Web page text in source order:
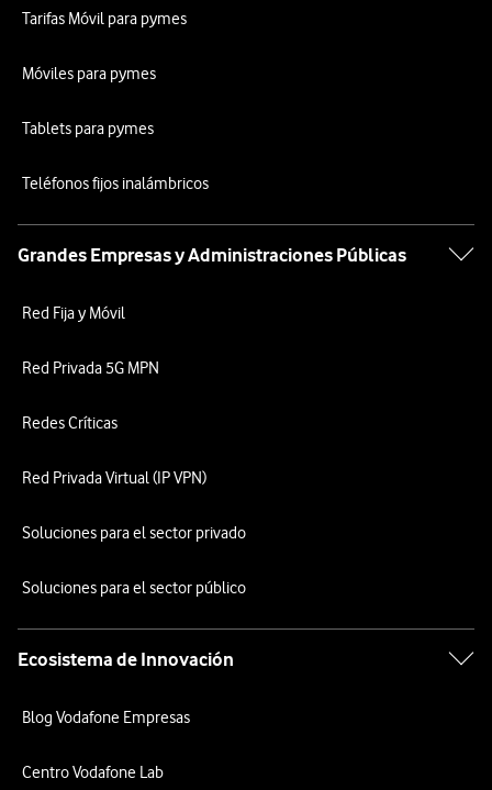
Tarifas Móvil para pymes
Móviles para pymes
Tablets para pymes
Teléfonos fijos inalámbricos
Grandes Empresas y Administraciones Públicas
Red Fija y Móvil
Red Privada 5G MPN
Redes Críticas
Red Privada Virtual (IP VPN)
Soluciones para el sector privado
Soluciones para el sector público
Ecosistema de Innovación
Blog Vodafone Empresas
Centro Vodafone Lab